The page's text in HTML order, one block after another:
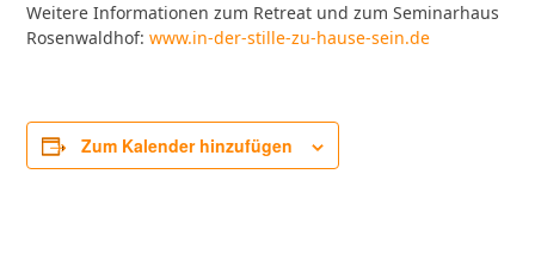
Weitere Informationen zum Retreat und zum Seminarhaus
Rosenwaldhof:www.in-der-stille-zu-hause-sein.de
Zum Kalender hinzufügen